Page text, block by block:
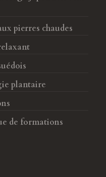
pierres chaudes
plantaire
de formations